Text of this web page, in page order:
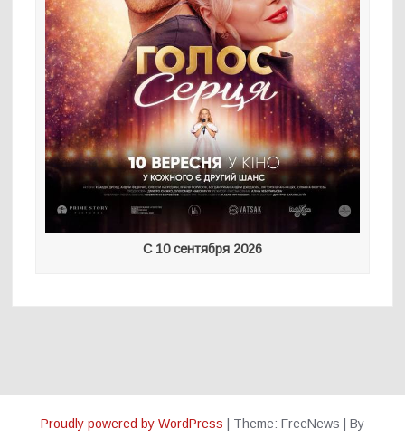
С 10 сентября 2026
Proudly powered by WordPress Theme: FreeNews
By